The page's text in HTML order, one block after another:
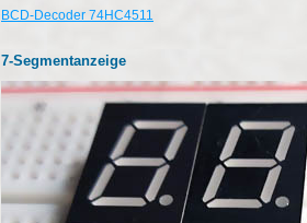
BCD-Decoder 74HC4511
7-Segmentanzeige